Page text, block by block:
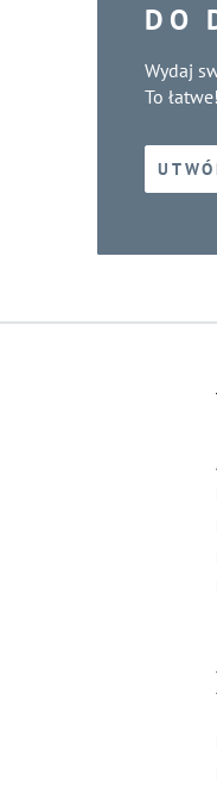
DO
Wydaj
To łatwe!